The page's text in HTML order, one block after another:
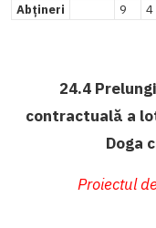
Abțineri
9 4
24.4
contractuală a
Doga
Proiectul